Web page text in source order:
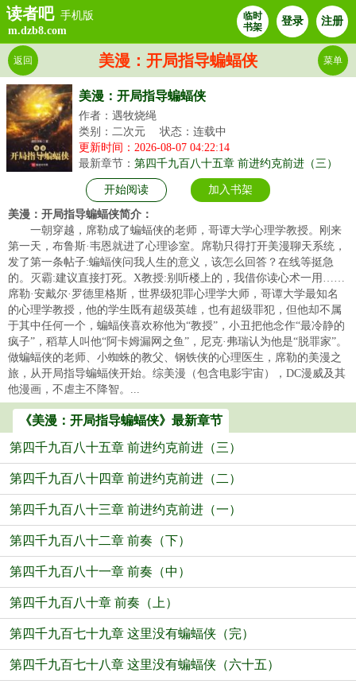
读者吧 手机版
m.dzb8.com
临时
书架
登录 注册
美漫：开局指导蝙蝠侠
返回 菜单
美漫：开局指导蝙蝠侠
作者：遇牧烧绳
类别：二次元
状态：连载中
更新时间：2026-08-07 04:22:14
最新章节： 第四千九百八十五章 前进约克前进（三）
开始阅读 加入书架
美漫：开局指导蝙蝠侠简介：
一朝穿越，席勒成了蝙蝠侠的老师，哥谭大学心理学教授。刚来
第一天，布鲁斯·韦恩就进了心理诊室。席勒只得打开美漫聊天系统，
发了第一条帖子:蝙蝠侠问我人生的意义，该怎么回答？在线等挺急
的。灭霸:建议直接打死。X教授:别听楼上的，我借你读心术一用……
席勒·安戴尔·罗德里格斯，世界级犯罪心理学大师，哥谭大学最知名
的心理学教授，他的学生既有超级英雄，也有超级罪犯，但他却不属
于其中任何一个，蝙蝠侠喜欢称他为“教授”，小丑把他念作“最冷静的
疯子”，稻草人叫他“阿卡姆漏网之鱼”，尼克·弗瑞认为他是“脱罪家”。
做蝙蝠侠的老师、小蜘蛛的教父、钢铁侠的心理医生，席勒的美漫之
旅，从开局指导蝙蝠侠开始。综美漫（包含电影宇宙），DC漫威及其
他漫画，不虐主不降智。...
《美漫：开局指导蝙蝠侠》最新章节
第四千九百八十五章 前进约克前进（三）
第四千九百八十四章 前进约克前进（二）
第四千九百八十三章 前进约克前进（一）
第四千九百八十二章 前奏（下）
第四千九百八十一章 前奏（中）
第四千九百八十章 前奏（上）
第四千九百七十九章 这里没有蝙蝠侠（完）
第四千九百七十八章 这里没有蝙蝠侠（六十五）